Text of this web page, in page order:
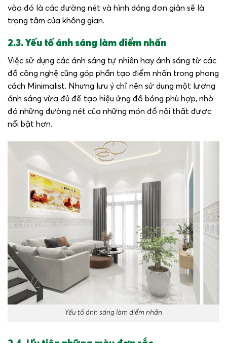
vào đó là các đường nét và hình dáng đơn giản sẽ là
trọng tâm của không gian.
2.3. Yếu tố ánh sáng làm điểm nhấn
Việc sử dụng các ánh sáng tự nhiên hay ánh sáng từ các
đồ công nghệ cũng góp phần tạo điểm nhấn trong phong
cách Minimalist. Nhưng lưu ý chỉ nên sử dụng một lượng
ánh sáng vừa đủ để tạo hiệu ứng đổ bóng phù hợp, nhờ
đó những đường nét của những món đồ nội thất được
nổi bật hơn.
Yếu tố ánh sáng làm điểm nhấn